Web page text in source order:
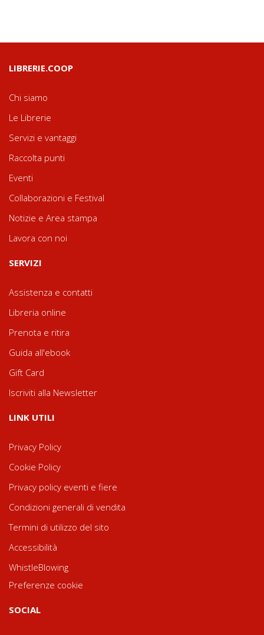
LIBRERIE.COOP
Chi siamo
Le Librerie
Servizi e vantaggi
Raccolta punti
Eventi
Collaborazioni e Festival
Notizie e Area stampa
Lavora con noi
SERVIZI
Assistenza e contatti
Libreria online
Prenota e ritira
Guida all'ebook
Gift Card
Iscriviti alla Newsletter
LINK UTILI
Privacy Policy
Cookie Policy
Privacy policy eventi e fiere
Condizioni generali di vendita
Termini di utilizzo del sito
Accessibilità
WhistleBlowing
Preferenze cookie
SOCIAL